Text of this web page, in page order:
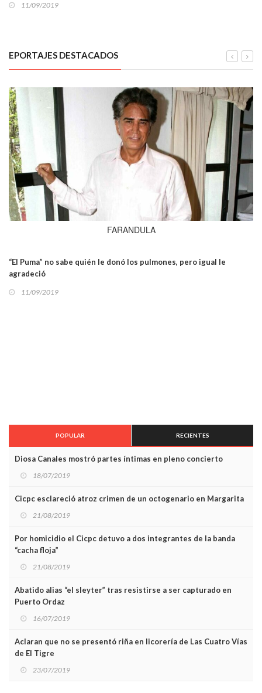
11/09/2019
EPORTAJES DESTACADOS
FARANDULA
“El Puma” no sabe quién le donó los pulmones, pero igual le
agradeció
11/09/2019
POPULAR RECIENTES
Diosa Canales mostró partes íntimas en pleno concierto
18/07/2019
Cicpc esclareció atroz crimen de un octogenario en Margarita
21/08/2019
Por homicidio el Cicpc detuvo a dos integrantes de la banda
“cacha floja”
21/08/2019
Abatido alias “el sleyter” tras resistirse a ser capturado en
Puerto Ordaz
16/07/2019
Aclaran que no se presentó riña en licorería de Las Cuatro Vías
de El Tigre
23/07/2019